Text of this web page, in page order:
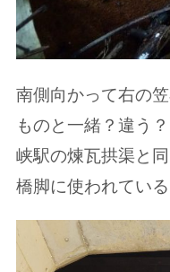
南側向かって右の
ものと一緒？違う
峡駅の煉瓦拱渠と
橋脚に使われてい